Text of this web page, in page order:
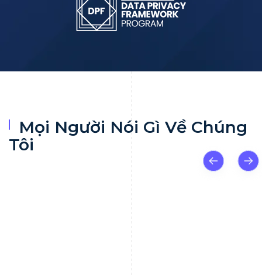
Mọi Người Nói Gì Về Chúng
Tôi